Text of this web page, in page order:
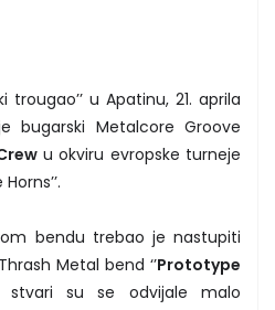
trougao’’ u Apatinu, 21. aprila
bugarski Metalcore Groove
u okviru evropske turneje
bendu trebao je nastupiti
Metal bend ‘’Prototype
stvari su se odvijale malo